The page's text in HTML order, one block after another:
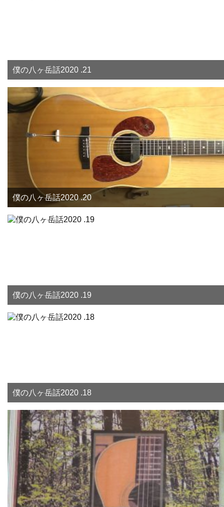
僕の八ヶ岳話2020 .21
僕の八ヶ岳話2020 .20
僕の八ヶ岳話2020 .19
僕の八ヶ岳話2020 .18